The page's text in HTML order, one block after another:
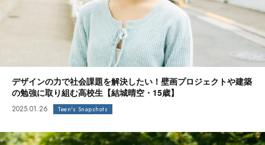
デザインの力で社会課題を解決したい！壁画プロジェクトや建築
の勉強に取り組む高校生【結城晴空・15歳】
2025.01.26 Teen's Snapshots